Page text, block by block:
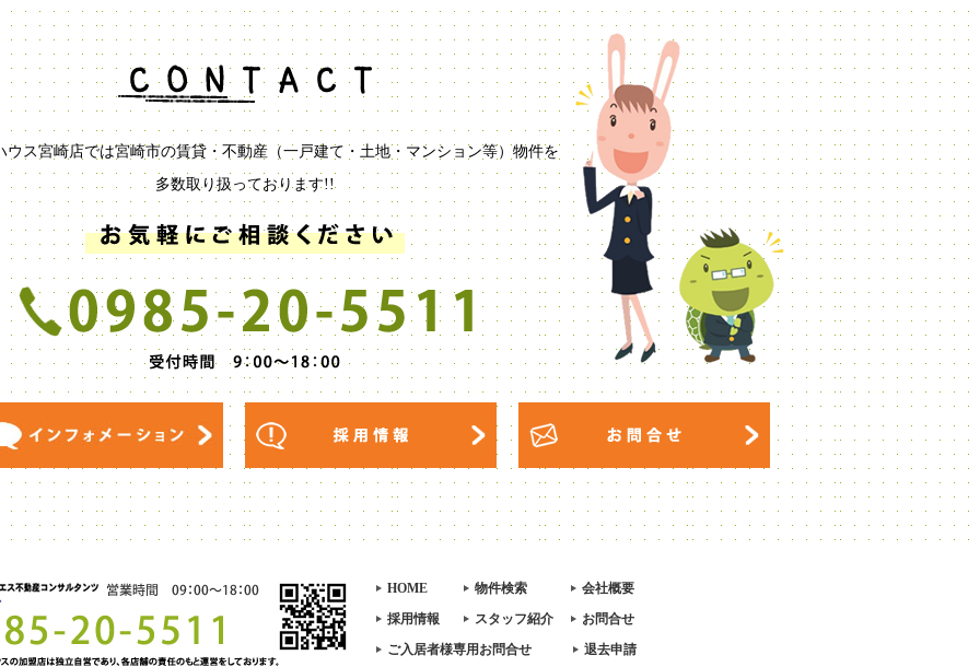
ウス宮崎店では宮崎市の賃貸・不動産（一戸建て・土地・マンション等）物件を
多数取り扱っております!!
HOME 物件検索
会社概要
採用情報
スタッフ紹介
お問合せ
ご入居者様専用お問合せ
退去申請